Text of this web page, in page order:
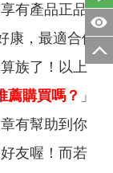
有產品正品
康，最適合像
族了！以上
薦購買嗎？ 」
有幫助到你
友喔！而若